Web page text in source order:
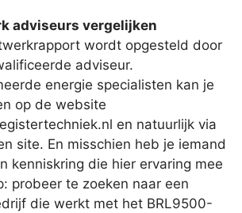
adviseurs vergelijken
wordt opgesteld door
adviseur.
energie specialisten kan je
op de website
en natuurlijk via
site. En misschien heb je iemand
kenniskring die hier ervaring mee
probeer te zoeken naar een
die werkt met het BRL9500-